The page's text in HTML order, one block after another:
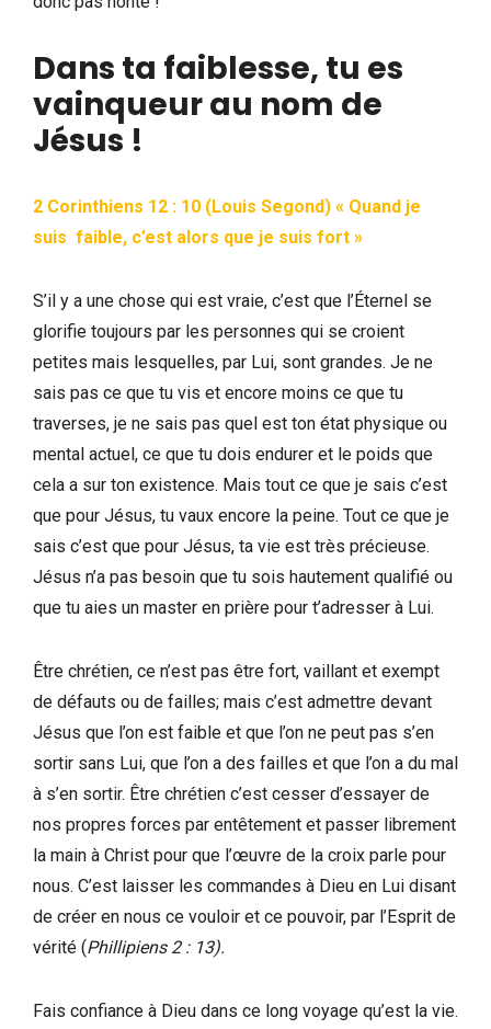
Dans ta faiblesse, tu es
vainqueur au nom de
Jésus !
2 Corinthiens 12 : 10 (Louis Segond) « Quand je
suis faible, c’est alors que je suis fort »
S’il y a une chose qui est vraie, c’est que l’Éternel se
glorifie toujours par les personnes qui se croient
petites mais lesquelles, par Lui, sont grandes. Je ne
sais pas ce que tu vis et encore moins ce que tu
traverses, je ne sais pas quel est ton état physique ou
mental actuel, ce que tu dois endurer et le poids que
cela a sur ton existence. Mais tout ce que je sais c’est
que pour Jésus, tu vaux encore la peine. Tout ce que je
sais c’est que pour Jésus, ta vie est très précieuse.
Jésus n’a pas besoin que tu sois hautement qualifié ou
que tu aies un master en prière pour t’adresser à Lui.
Être chrétien, ce n’est pas être fort, vaillant et exempt
de défauts ou de failles; mais c’est admettre devant
Jésus que l’on est faible et que l’on ne peut pas s’en
sortir sans Lui, que l’on a des failles et que l’on a du mal
à s’en sortir. Être chrétien c’est cesser d’essayer de
nos propres forces par entêtement et passer librement
la main à Christ pour que l’œuvre de la croix parle pour
nous. C’est laisser les commandes à Dieu en Lui disant
de créer en nous ce vouloir et ce pouvoir, par l’Esprit de
vérité (Phillipiens 2 : 13).
Fais confiance à Dieu dans ce long voyage qu’est la vie.